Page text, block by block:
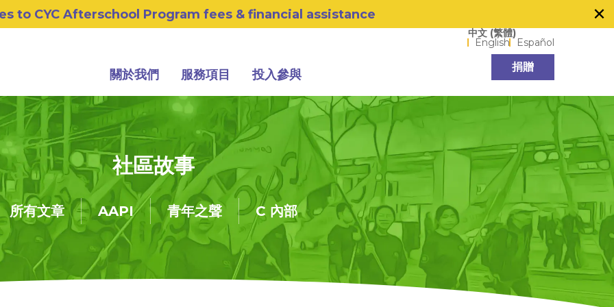
to CYC Afterschool Program fees & financial assistance ×
關於我們 服務項目 投入參與
Language options
中文 (繁體)
English Español
捐贈
社區故事
所有文章 AAPI 青年之聲 C 內部